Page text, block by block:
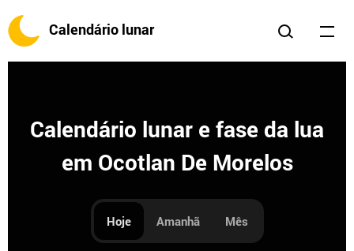
Calendário lunar
Calendário lunar e fase da lua
em Ocotlan De Morelos
Hoje Amanhã Mês